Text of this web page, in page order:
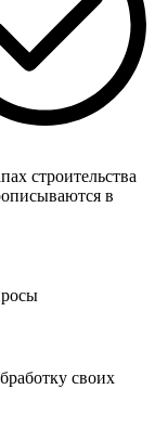
строительства
в
своих